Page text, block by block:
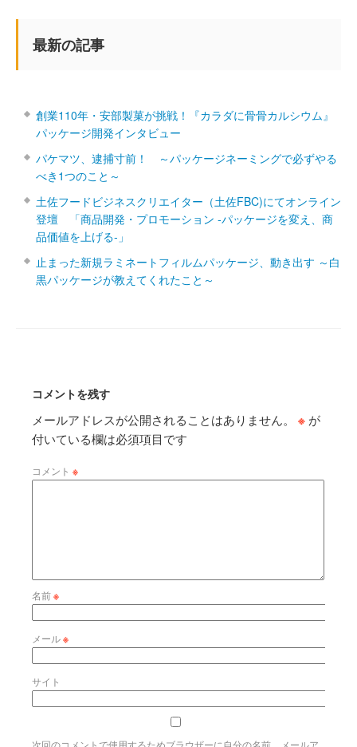
最新の記事
創業110年・安部製菓が挑戦！『カラダに骨骨カルシウム』
パッケージ開発インタビュー
パケマツ、逮捕寸前！ ～パッケージネーミングで必ずやる
べき1つのこと～
土佐フードビジネスクリエイター（土佐FBC)にてオンライン
登壇 「商品開発・プロモーション ‐パッケージを変え、商
品価値を上げる‐」
止まった新規ラミネートフィルムパッケージ、動き出す ～白
黒パッケージが教えてくれたこと～
コメントを残す
メールアドレスが公開されることはありません。 ※ が
付いている欄は必須項目です
コメント ※
名前※
メール※
サイト